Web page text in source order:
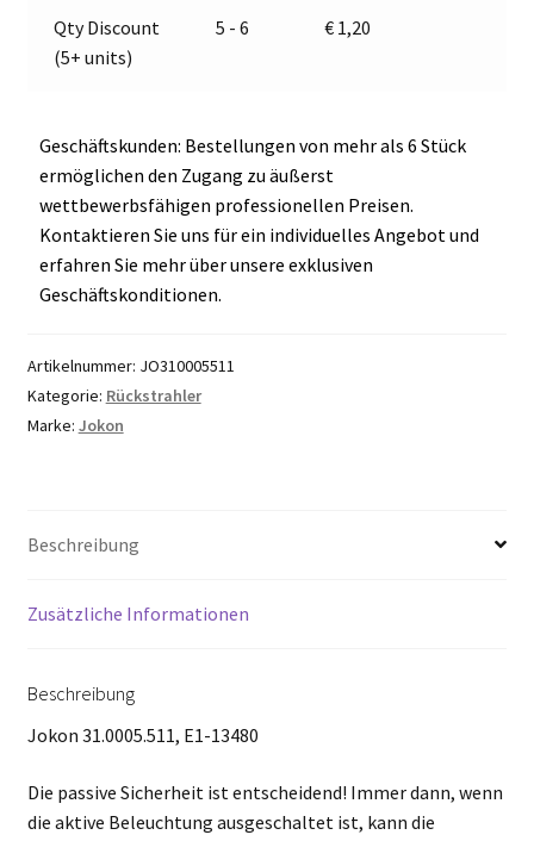
Qty Discount
(5+ units)
5 - 6 € 1,20
Geschäftskunden: Bestellungen von mehr als 6 Stück
ermöglichen den Zugang zu äußerst
wettbewerbsfähigen professionellen Preisen.
Kontaktieren Sie uns für ein individuelles Angebot und
erfahren Sie mehr über unsere exklusiven
Geschäftskonditionen.
Artikelnummer: JO310005511
Kategorie: Rückstrahler
Marke: Jokon
Beschreibung
Zusätzliche Informationen
Beschreibung
Jokon 31.0005.511, E1-13480
Die passive Sicherheit ist entscheidend! Immer dann, wenn
die aktive Beleuchtung ausgeschaltet ist, kann die